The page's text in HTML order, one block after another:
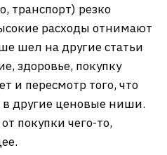
транспорт) резко
расходы отнимают
шел на другие статьи
здоровье, покупку
и пересмотр того, что
другие ценовые ниши.
покупки чего-то,